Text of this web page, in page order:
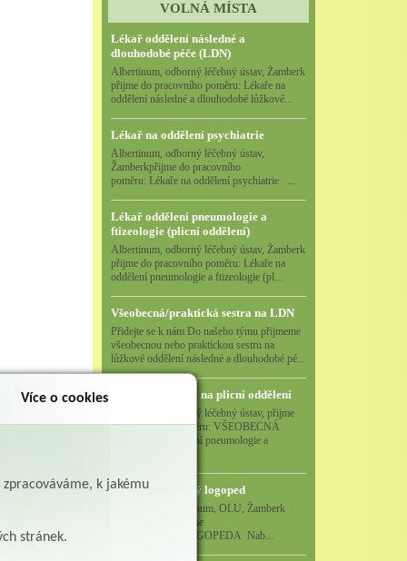
VOLNÁ MÍSTA
Lékař oddělení následné a
dlouhodobé péče (LDN)
Albertinum, odborný léčebný ústav, Žamberk
přijme do pracovního poměru: Lékaře na
oddělení následné a dlouhodobé lůžkové...
Lékař na oddělení psychiatrie
Albertinum, odborný léčebný ústav,
Žamberkpřijme do pracovního
poměru: Lékaře na oddělení psychiatrie ...
Lékař oddělení pneumologie a
ftizeologie (plicní oddělení)
Albertinum, odborný léčebný ústav, Žamberk
přijme do pracovního poměru: Lékaře na
oddělení pneumologie a ftizeologie (pl...
Všeobecná/praktická sestra na LDN
Přidejte se k nám Do našeho týmu přijmeme
všeobecnou nebo praktickou sestru na
lůžkové oddělení následné a dlouhodobé pé...
Všeobecná sestra na plicní oddělení
Albertinum, odborný léčebný ústav, přijme
do pracovního poměru: VŠEOBECNÁ
SESTRA na oddělení pneumologie a
Logoped/klinický logoped
Albertinum, OLÚ, Žamberk
přijme
KLINICKÉHO LOGOPEDA Nab...
Více o cookies
k jakému
stránek.